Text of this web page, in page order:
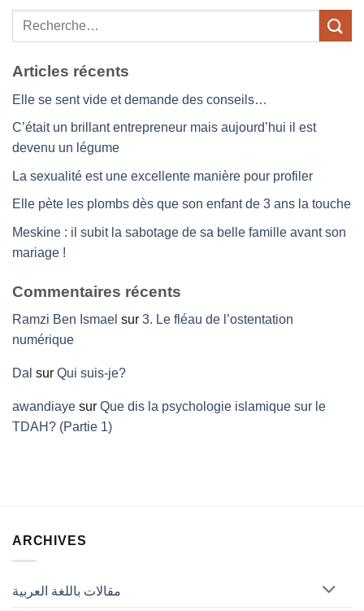
Articles récents
Elle se sent vide et demande des conseils…
C’était un brillant entrepreneur mais aujourd’hui il est
devenu un légume
La sexualité est une excellente manière pour profiler
Elle pète les plombs dès que son enfant de 3 ans la touche
Meskine : il subit la sabotage de sa belle famille avant son
mariage !
Commentaires récents
Ramzi Ben Ismael sur 3. Le fléau de l’ostentation
numérique
Dal sur Qui suis-je?
awandiaye sur Que dis la psychologie islamique sur le
TDAH? (Partie 1)
ARCHIVES
مقالات باللغة العربية